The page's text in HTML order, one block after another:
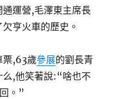
運營,毛澤東主席長
亨火車的歷史。
票,63歲參展的劉長青
么,他笑著說:“啥也不
。”